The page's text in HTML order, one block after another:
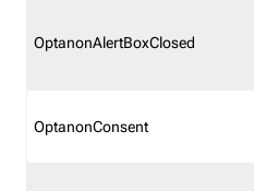
OptanonAlertBoxClosed
OptanonConsent